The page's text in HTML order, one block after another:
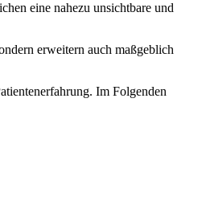
eine nahezu unsichtbare und
erweitern auch maßgeblich
Im Folgenden